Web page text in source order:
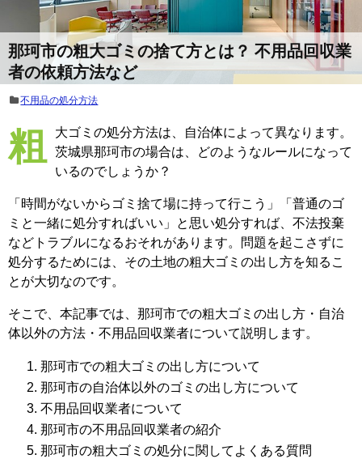
那珂市の粗大ゴミの捨て方とは？ 不用品回収業
者の依頼方法など
不用品の処分方法
粗大ゴミの処分方法は、自治体によって異なります。
茨城県那珂市の場合は、どのようなルールになって
いるのでしょうか？
「時間がないからゴミ捨て場に持って行こう」「普通のゴ
ミと一緒に処分すればいい」と思い処分すれば、不法投棄
などトラブルになるおそれがあります。問題を起こさずに
処分するためには、その土地の粗大ゴミの出し方を知るこ
とが大切なのです。
そこで、本記事では、那珂市での粗大ゴミの出し方・自治
体以外の方法・不用品回収業者について説明します。
那珂市での粗大ゴミの出し方について
那珂市の自治体以外のゴミの出し方について
不用品回収業者について
那珂市の不用品回収業者の紹介
那珂市の粗大ゴミの処分に関してよくある質問